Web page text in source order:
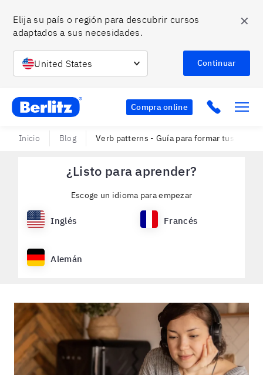
Elija su país o región para descubrir cursos
adaptados a sus necesidades.
United States Continuar
✕
Berlitz Chile Compra online Click to
Inicio Blog Verb patterns - Guía para formar tus
¿Listo para aprender?
Escoge un idioma para empezar
Inglés Francés
Alemán